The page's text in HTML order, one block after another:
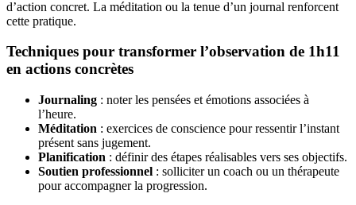
d’action concret. La méditation ou la tenue d’un journal renforcent
cette pratique.
Techniques pour transformer l’observation de 1h11
en actions concrètes
Journaling : noter les pensées et émotions associées à
l’heure.
Méditation : exercices de conscience pour ressentir l’instant
présent sans jugement.
Planification : définir des étapes réalisables vers ses objectifs.
Soutien professionnel : solliciter un coach ou un thérapeute
pour accompagner la progression.